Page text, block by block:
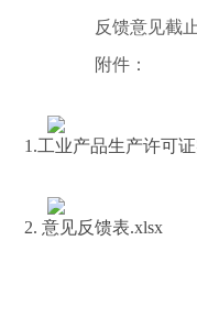
反馈意见截止
附件：
1.工业产品生产许可
2. 意见反馈表.xlsx